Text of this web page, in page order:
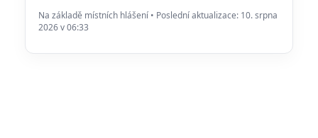
Na základě místních hlášení • Poslední aktualizace: 10. srpna
2026 v 06:33